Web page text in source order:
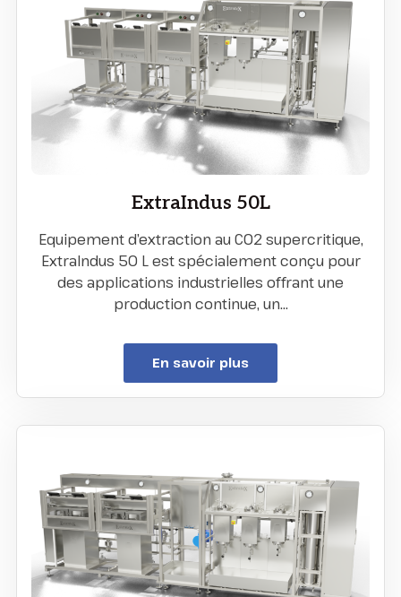
ExtraIndus 50L
Equipement d’extraction au CO2 supercritique,
ExtraIndus 50 L est spécialement conçu pour
des applications industrielles offrant une
production continue, un…
En savoir plus